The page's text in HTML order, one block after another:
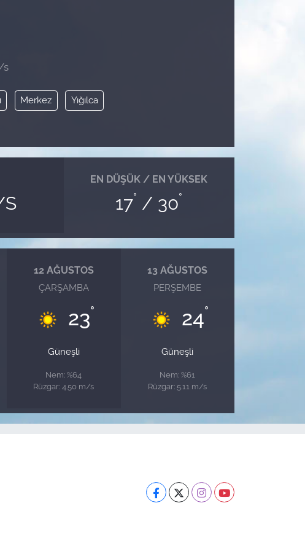
s
Merkez Yığılca
EN DÜŞÜK / EN YÜKSEK
17° / 30°
12 AĞUSTOS
ÇARŞAMBA
23°
Güneşli
Nem: %64
Rüzgar: 4.50 m/s
13 AĞUSTOS
PERŞEMBE
24°
Güneşli
Nem: %61
Rüzgar: 5.11 m/s